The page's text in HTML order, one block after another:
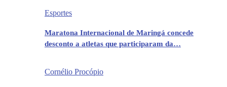
Esportes
Maratona Internacional de Maringá concede
desconto a atletas que participaram da…
Cornélio Procópio